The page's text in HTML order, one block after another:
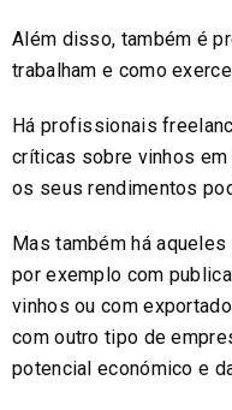
Além disso, também é
trabalham e como
Há profissionais
críticas sobre vinhos
os seus rendimentos
Mas também há
por exemplo com
vinhos ou com
com outro tipo de
potencial económico e